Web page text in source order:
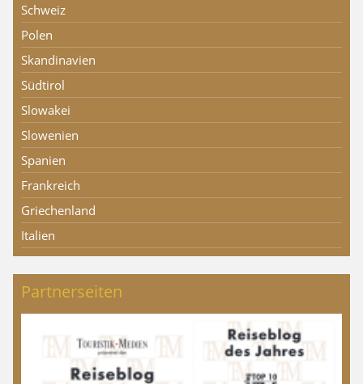
Schweiz
Polen
Skandinavien
Südtirol
Slowakei
Slowenien
Spanien
Frankreich
Griechenland
Italien
Partnerseiten